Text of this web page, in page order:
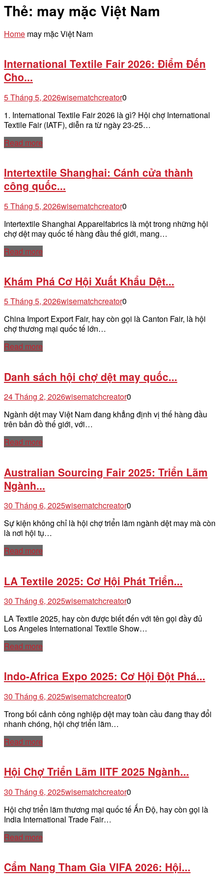
Thẻ: may mặc Việt Nam
Home may mặc Việt Nam
International Textile Fair 2026: Điểm Đến
Cho...
5 Tháng 5, 2026wisematchcreator0
1. International Textile Fair 2026 là gì? Hội chợ International
Textile Fair (IATF), diễn ra từ ngày 23-25…
Read more
Intertextile Shanghai: Cánh cửa thành
công quốc...
5 Tháng 5, 2026wisematchcreator0
Intertextile Shanghai Apparelfabrics là một trong những hội
chợ dệt may quốc tế hàng đầu thế giới, mang…
Read more
Khám Phá Cơ Hội Xuất Khẩu Dệt...
5 Tháng 5, 2026wisematchcreator0
China Import Export Fair, hay còn gọi là Canton Fair, là hội
chợ thương mại quốc tế lớn…
Read more
Danh sách hội chợ dệt may quốc...
24 Tháng 2, 2026wisematchcreator0
Ngành dệt may Việt Nam đang khẳng định vị thế hàng đầu
trên bản đồ thế giới, với…
Read more
Australian Sourcing Fair 2025: Triển Lãm
Ngành...
30 Tháng 6, 2025wisematchcreator0
Sự kiện không chỉ là hội chợ triển lãm ngành dệt may mà còn
là nơi hội tụ…
Read more
LA Textile 2025: Cơ Hội Phát Triển...
30 Tháng 6, 2025wisematchcreator0
LA Textile 2025, hay còn được biết đến với tên gọi đầy đủ
Los Angeles International Textile Show…
Read more
Indo-Africa Expo 2025: Cơ Hội Đột Phá...
30 Tháng 6, 2025wisematchcreator0
Trong bối cảnh công nghiệp dệt may toàn cầu đang thay đổi
nhanh chóng, hội chợ triển lãm…
Read more
Hội Chợ Triển Lãm IITF 2025 Ngành...
30 Tháng 6, 2025wisematchcreator0
Hội chợ triển lãm thương mại quốc tế Ấn Độ, hay còn gọi là
India International Trade Fair…
Read more
Cẩm Nang Tham Gia VIFA 2026: Hội...